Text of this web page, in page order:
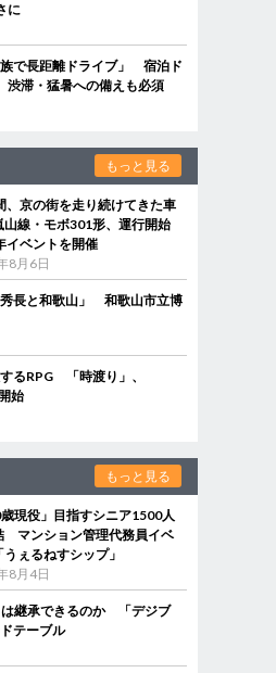
に
で長距離ドライブ」 宿泊ド
渋滞・猛暑への備えも必須
もっと見る
、京の街を走り続けてきた車
線・モボ301形、運行開始
イベントを開催
8月6日
長と和歌山」 和歌山市立博
るRPG 「時渡り」、
始
もっと見る
歳現役」目指すシニア1500人
マンション管理代務員イベ
うぇるねすシップ」
8月4日
継承できるのか 「デジブ
テーブル